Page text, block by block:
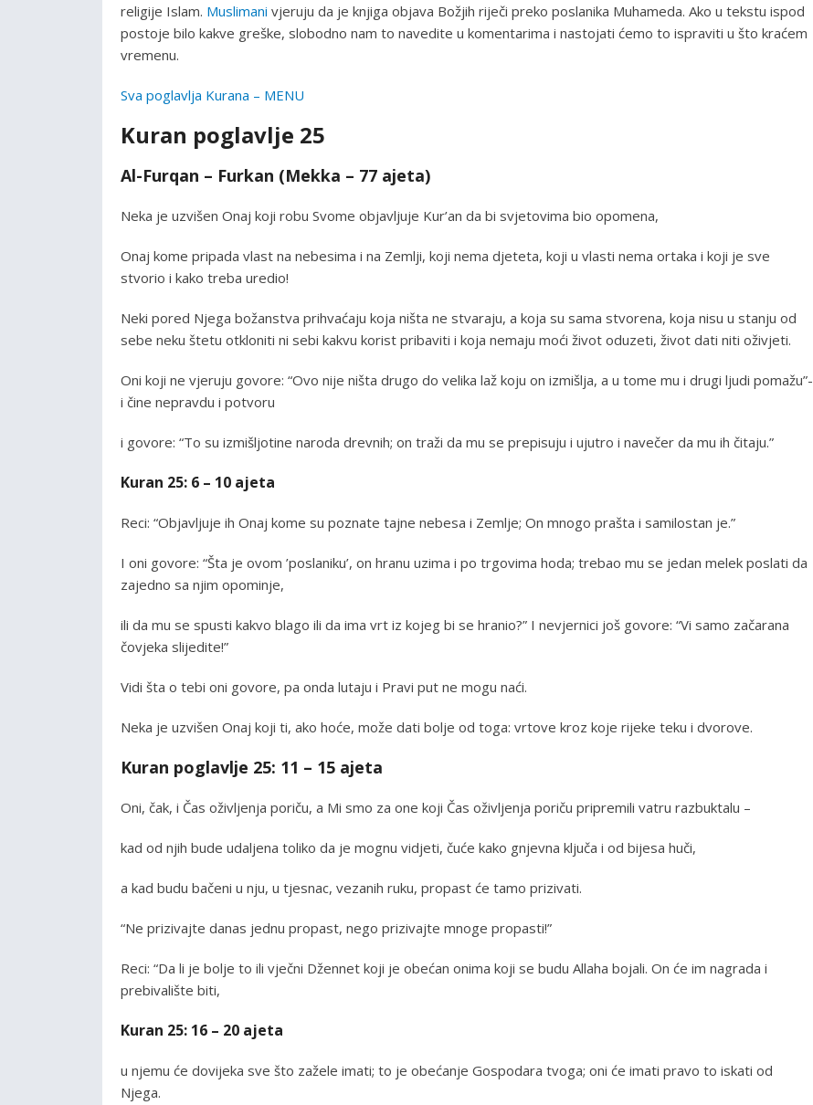
religije Islam. Muslimani vjeruju da je knjiga objava Božjih riječi preko poslanika Muhameda. Ako u tekstu ispod
postoje bilo kakve greške, slobodno nam to navedite u komentarima i nastojati ćemo to ispraviti u što kraćem
vremenu.
Sva poglavlja Kurana – MENU
Kuran poglavlje 25
Al-Furqan – Furkan (Mekka – 77 ajeta)
Neka je uzvišen Onaj koji robu Svome objavljuje Kur’an da bi svjetovima bio opomena,
Onaj kome pripada vlast na nebesima i na Zemlji, koji nema djeteta, koji u vlasti nema ortaka i koji je sve
stvorio i kako treba uredio!
Neki pored Njega božanstva prihvaćaju koja ništa ne stvaraju, a koja su sama stvorena, koja nisu u stanju od
sebe neku štetu otkloniti ni sebi kakvu korist pribaviti i koja nemaju moći život oduzeti, život dati niti oživjeti.
Oni koji ne vjeruju govore: “Ovo nije ništa drugo do velika laž koju on izmišlja, a u tome mu i drugi ljudi pomažu”-
i čine nepravdu i potvoru
i govore: “To su izmišljotine naroda drevnih; on traži da mu se prepisuju i ujutro i navečer da mu ih čitaju.”
Kuran 25: 6 – 10 ajeta
Reci: “Objavljuje ih Onaj kome su poznate tajne nebesa i Zemlje; On mnogo prašta i samilostan je.”
I oni govore: “Šta je ovom ’poslaniku’, on hranu uzima i po trgovima hoda; trebao mu se jedan melek poslati da
zajedno sa njim opominje,
ili da mu se spusti kakvo blago ili da ima vrt iz kojeg bi se hranio?” I nevjernici još govore: “Vi samo začarana
čovjeka slijedite!”
Vidi šta o tebi oni govore, pa onda lutaju i Pravi put ne mogu naći.
Neka je uzvišen Onaj koji ti, ako hoće, može dati bolje od toga: vrtove kroz koje rijeke teku i dvorove.
Kuran poglavlje 25: 11 – 15 ajeta
Oni, čak, i Čas oživljenja poriču, a Mi smo za one koji Čas oživljenja poriču pripremili vatru razbuktalu –
kad od njih bude udaljena toliko da je mognu vidjeti, čuće kako gnjevna ključa i od bijesa huči,
a kad budu bačeni u nju, u tjesnac, vezanih ruku, propast će tamo prizivati.
“Ne prizivajte danas jednu propast, nego prizivajte mnoge propasti!”
Reci: “Da li je bolje to ili vječni Džennet koji je obećan onima koji se budu Allaha bojali. On će im nagrada i
prebivalište biti,
Kuran 25: 16 – 20 ajeta
u njemu će dovijeka sve što zažele imati; to je obećanje Gospodara tvoga; oni će imati pravo to iskati od
Njega.